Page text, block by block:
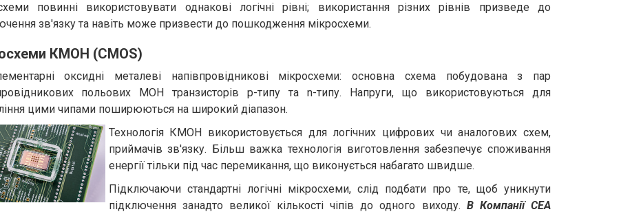
повинні використовувати однакові логічні рівні; використання різних рівнів призведе до
зв'язку та навіть може призвести до пошкодження мікросхеми.
КМОН (CMOS)
оксидні металеві напівпровідникові мікросхеми: основна схема побудована з пар
польових МОН транзисторів p-типу та n-типу. Напруги, що використовуються для
цими чипами поширюються на широкий діапазон.
Технологія КМОН використовується для логічних цифрових чи аналогових схем,
приймачів зв'язку. Більш важка технологія виготовлення забезпечує споживання
енергії тільки під час перемикання, що виконується набагато швидше.
Підключаючи стандартні логічні мікросхеми, слід подбати про те, щоб уникнути
підключення занадто великої кількості чіпів до одного виходу. В Компанії СЕА